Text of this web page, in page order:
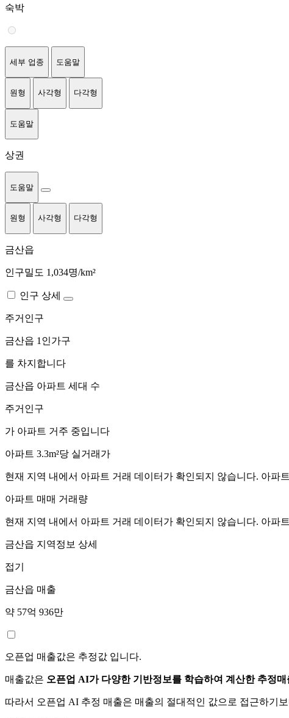
숙박
세부 업종 도움말
원형 사각형 다각형
도움말
상권
도움말
원형 사각형 다각형
금산읍
인구밀도 1,034명/km²
인구 상세
주거인구
금산읍 1인가구
를 차지합니다
금산읍 아파트 세대 수
주거인구
가 아파트 거주 중입니다
아파트 3.3m²당 실거래가
현재 지역 내에서 아파트 거래 데이터가 확인되지 않습니다. 아파
아파트 매매 거래량
현재 지역 내에서 아파트 거래 데이터가 확인되지 않습니다. 아파
금산읍 지역정보 상세
접기
금산읍 매출
약 57억 936만
오픈업 매출값은 추정값 입니다.
매출값은 오픈업 AI가 다양한 기반정보를 학습하여 계산한 추정매
따라서 오픈업 AI 추정 매출은 매출의 절대적인 값으로 접근하기